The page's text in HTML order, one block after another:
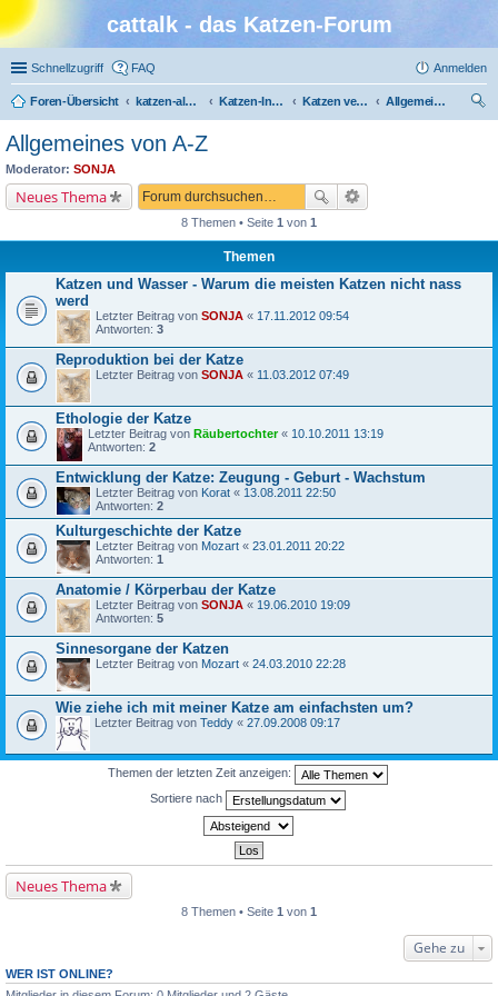
cattalk - das Katzen-Forum
Schnellzugriff FAQ Anmelden
Foren-Übersicht katzen-album.de Katzen-Infothek Katzen verstehen
Allgemeines von A-Z
Allgemeines von A-Z
Moderator: SONJA
Neues Thema
8 Themen • Seite 1 von 1
Themen
Katzen und Wasser - Warum die meisten Katzen nicht nass
werd
Letzter Beitrag von SONJA « 17.11.2012 09:54
Antworten: 3
Reproduktion bei der Katze
Letzter Beitrag von SONJA « 11.03.2012 07:49
Ethologie der Katze
Letzter Beitrag von Räubertochter« 10.10.2011 13:19
Antworten: 2
Entwicklung der Katze: Zeugung - Geburt - Wachstum
Letzter Beitrag von Korat « 13.08.2011 22:50
Antworten: 2
Kulturgeschichte der Katze
Letzter Beitrag von Mozart « 23.01.2011 20:22
Antworten: 1
Anatomie / Körperbau der Katze
Letzter Beitrag von SONJA « 19.06.2010 19:09
Antworten: 5
Sinnesorgane der Katzen
Letzter Beitrag von Mozart « 24.03.2010 22:28
Wie ziehe ich mit meiner Katze am einfachsten um?
Letzter Beitrag von Teddy « 27.09.2008 09:17
Themen der letzten Zeit anzeigen:
Sortiere nach
Neues Thema
8 Themen • Seite 1 von 1
Gehe zu
WER IST ONLINE?